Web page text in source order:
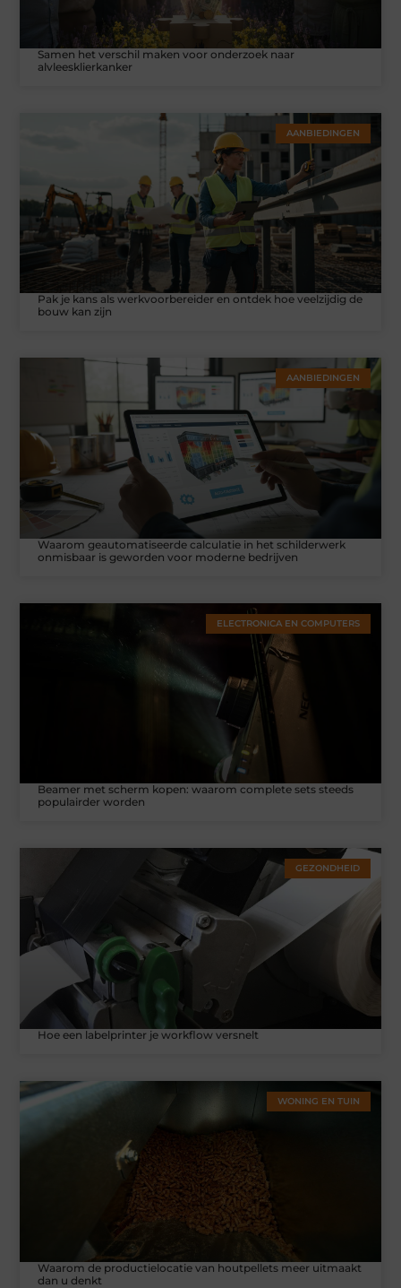
Samen het verschil maken voor onderzoek naar
alvleesklierkanker
AANBIEDINGEN
Pak je kans als werkvoorbereider en ontdek hoe veelzijdig de
bouw kan zijn
AANBIEDINGEN
Waarom geautomatiseerde calculatie in het schilderwerk
onmisbaar is geworden voor moderne bedrijven
ELECTRONICA EN COMPUTERS
Beamer met scherm kopen: waarom complete sets steeds
populairder worden
GEZONDHEID
Hoe een labelprinter je workflow versnelt
WONING EN TUIN
Waarom de productielocatie van houtpellets meer uitmaakt
dan u denkt